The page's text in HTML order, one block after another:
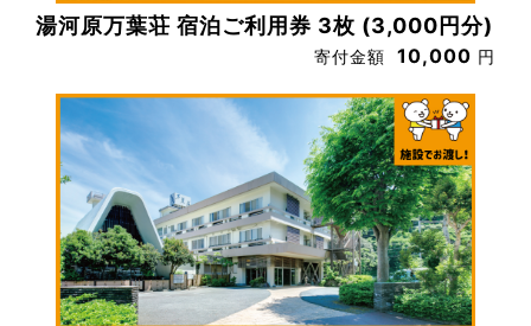
湯河原万葉荘 宿泊ご利用券 3枚 (3,000円分)
寄付金額 10,000 円